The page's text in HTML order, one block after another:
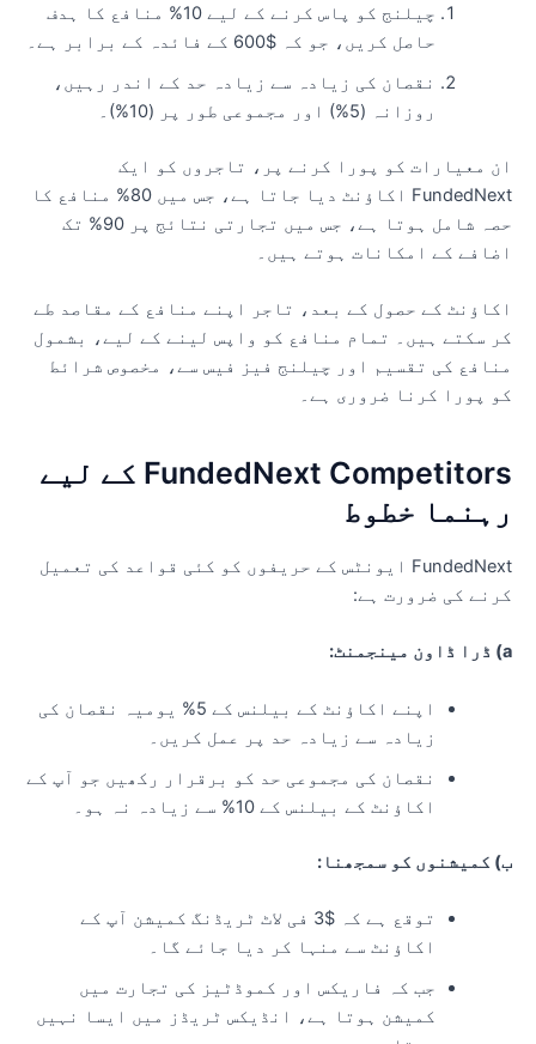
چیلنج کو پاس کرنے کے لیے 10% منافع کا ہدف
حاصل کریں، جو کہ $600 کے فائدہ کے برابر ہے۔
نقصان کی زیادہ سے زیادہ حد کے اندر رہیں،
روزانہ (5%) اور مجموعی طور پر (10%)۔
معیارات کو پورا کرنے پر، تاجروں کو ایک
FundedNext اکاؤنٹ دیا جاتا ہے، جس میں 80% منافع کا
حصہ شامل ہوتا ہے، جس میں تجارتی نتائج پر 90% تک
کے امکانات ہوتے ہیں۔
کے حصول کے بعد، تاجر اپنے منافع کے مقاصد طے
سکتے ہیں۔ تمام منافع کو واپس لینے کے لیے، بشمول
کی تقسیم اور چیلنج فیز فیس سے، مخصوص شرائط
پورا کرنا ضروری ہے۔
FundedNext Competitors کے لیے
خطوط
FundedNext ایونٹس کے حریفوں کو کئی قواعد کی تعمیل
کی ضرورت ہے:
اپنے اکاؤنٹ کے بیلنس کے 5% یومیہ نقصان کی
زیادہ سے زیادہ حد پر عمل کریں۔
نقصان کی مجموعی حد کو برقرار رکھیں جو آپ کے
اکاؤنٹ کے بیلنس کے 10% سے زیادہ نہ ہو۔
کمیشنوں کو سمجھنا:
توقع ہے کہ $3 فی لاٹ ٹریڈنگ کمیشن آپ کے
اکاؤنٹ سے منہا کر دیا جائے گا۔
جب کہ فاریکس اور کموڈٹیز کی تجارت میں
کمیشن ہوتا ہے، انڈیکس ٹریڈز میں ایسا نہیں